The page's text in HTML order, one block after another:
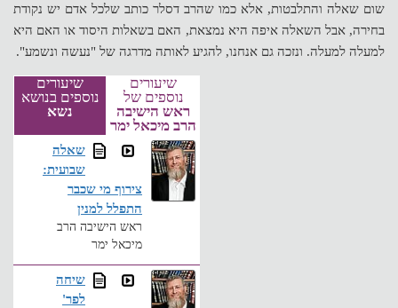
שום שאלה והתלבטות, אלא כמו שהרב דסלר כותב שלכל אדם יש נקודת
בחירה, אבל השאלה איפה היא נמצאת, האם בשאלות היסוד או האם היא
למעלה למעלה. ונזכה גם אנחנו, להגיע לאותה מדרגה של "נעשה ונשמע".
שיעורים
נוספים של
ראש הישיבה
הרב מיכאל ימר
שיעורים
נוספים בנושא
נשא
שאלה
שבועית:
צירוף מי שכבר
התפלל למנין
ראש הישיבה הרב
מיכאל ימר
שיחה
לפר'